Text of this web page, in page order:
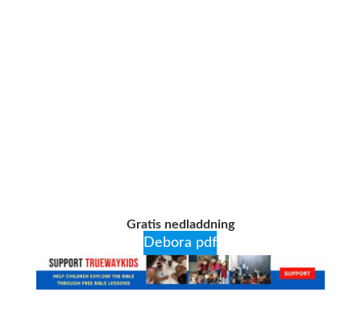
Gratis nedladdning
Debora pdf